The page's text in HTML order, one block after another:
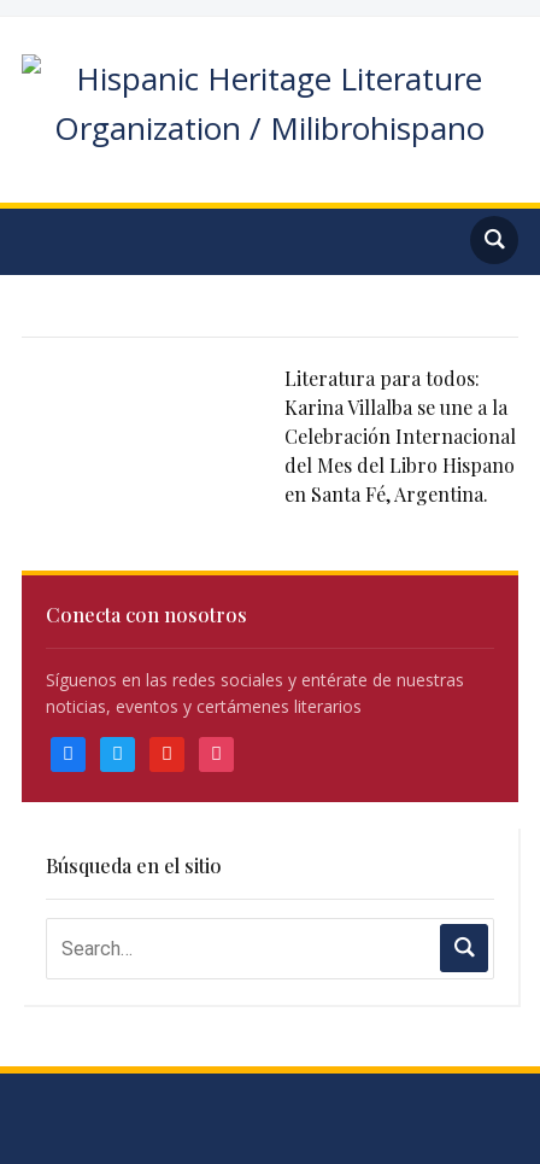
Conecta con nosotros
Síguenos en las redes sociales y entérate de nuestras
noticias, eventos y certámenes literarios
facebooktwitter youtube instagram
Búsqueda en el sitio
Literatura para todos:
Karina Villalba se une a la
Celebración Internacional
del Mes del Libro Hispano
en Santa Fé, Argentina.